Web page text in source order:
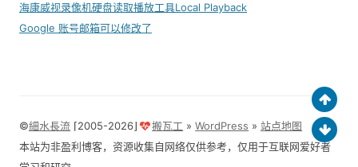
海康威视录像机硬盘读取播放工具Local Playback
Google 账号邮箱可以修改了
©細水長流 ⌈2005-2026⌋ 搬瓦工 »WordPress »站点地图
本站为非盈利博客，资源收集自网络仅供参考，仅用于互联网爱好者